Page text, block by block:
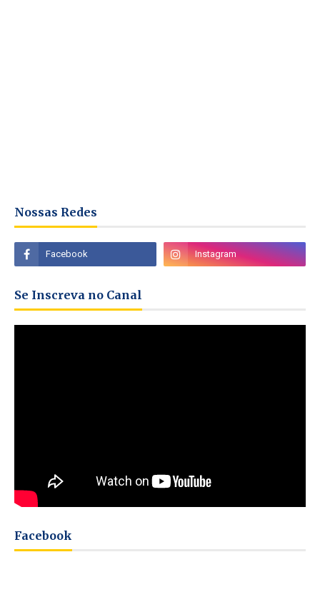
Nossas Redes
Se Inscreva no Canal
Facebook